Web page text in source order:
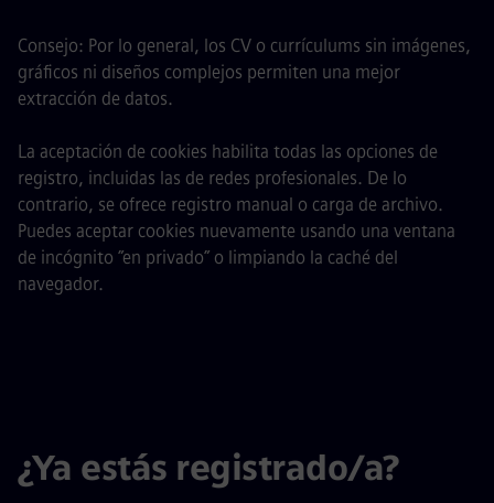
¿Ya estás registrado/a?
Consejo: Por lo general, los CV o currículums sin imágenes,
gráficos ni diseños complejos permiten una mejor
extracción de datos.
La aceptación de cookies habilita todas las opciones de
registro, incluidas las de redes profesionales. De lo
contrario, se ofrece registro manual o carga de archivo.
Puedes aceptar cookies nuevamente usando una ventana
de incógnito ”en privado” o limpiando la caché del
navegador.